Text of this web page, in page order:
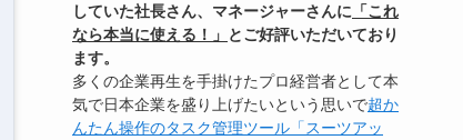
していた社長さん、マネージャーさんに 「これ
なら本当に使える！」 とご好評いただいており
ます。
多くの企業再生を手掛けたプロ経営者として本
気で日本企業を盛り上げたいという思いで超か
んたん操作のタスク管理ツール「スーツアッ